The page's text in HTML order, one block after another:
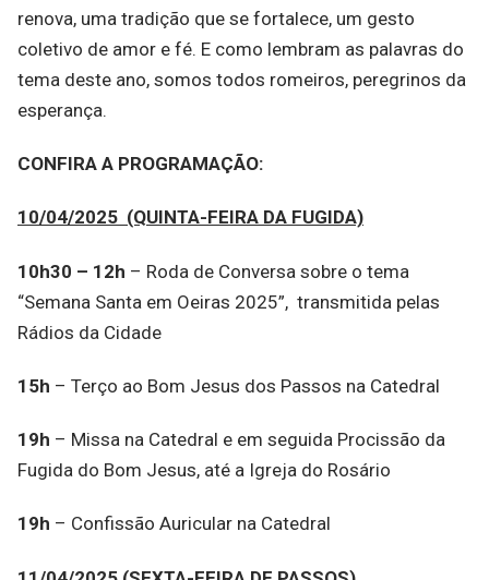
renova, uma tradição que se fortalece, um gesto
coletivo de amor e fé. E como lembram as palavras do
tema deste ano, somos todos romeiros, peregrinos da
esperança.
CONFIRA A PROGRAMAÇÃO:
10/04/2025 (QUINTA-FEIRA DA FUGIDA)
10h30 – 12h – Roda de Conversa sobre o tema
“Semana Santa em Oeiras 2025”, transmitida pelas
Rádios da Cidade
15h – Terço ao Bom Jesus dos Passos na Catedral
19h – Missa na Catedral e em seguida Procissão da
Fugida do Bom Jesus, até a Igreja do Rosário
19h – Confissão Auricular na Catedral